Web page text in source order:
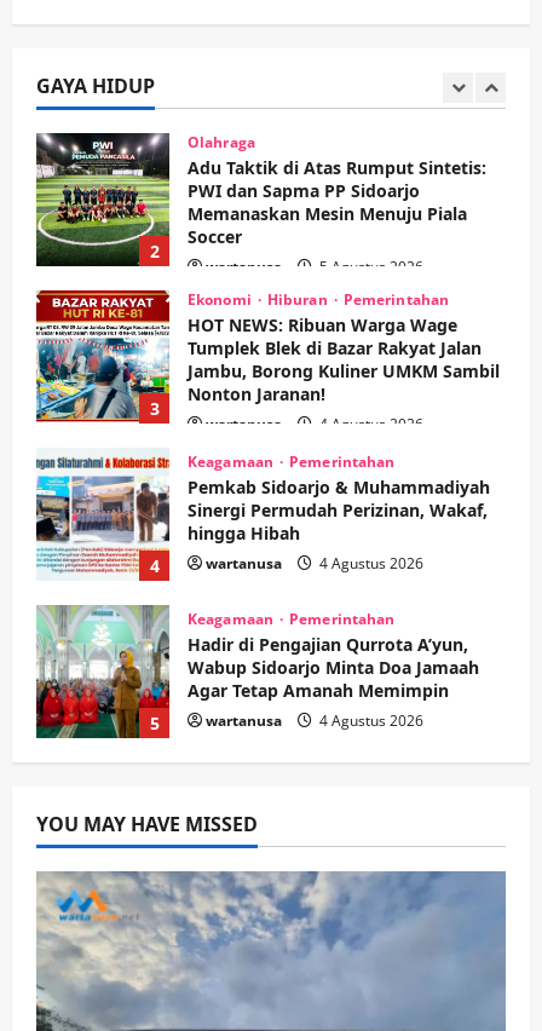
GAYA HIDUP
2
Soccer
wartanusa 5 Agustus 2026
3
Ekonomi Hiburan Pemerintahan
HOT NEWS: Ribuan Warga Wage
Tumplek Blek di Bazar Rakyat Jalan
Nonton Jaranan!
wartanusa 4 Agustus 2026
4
Keagamaan Pemerintahan
Pemkab Sidoarjo & Muhammadiyah
Sinergi Permudah Perizinan, Wakaf,
wartanusa 4 Agustus 2026
5
Keagamaan Pemerintahan
Hadir di Pengajian Qurrota A’yun,
Wabup Sidoarjo Minta Doa Jamaah
wartanusa 4 Agustus 2026
Kesehatan Pembangunan
Pemerintahan
PANAS! Kalah Tender Proyek RSUD
wartanusa
2
Olahraga
PWI dan Sapma PP Sidoarjo
Memanaskan Mesin Menuju Piala
Soccer
Ekonomi
YOU MAY HAVE MISSED